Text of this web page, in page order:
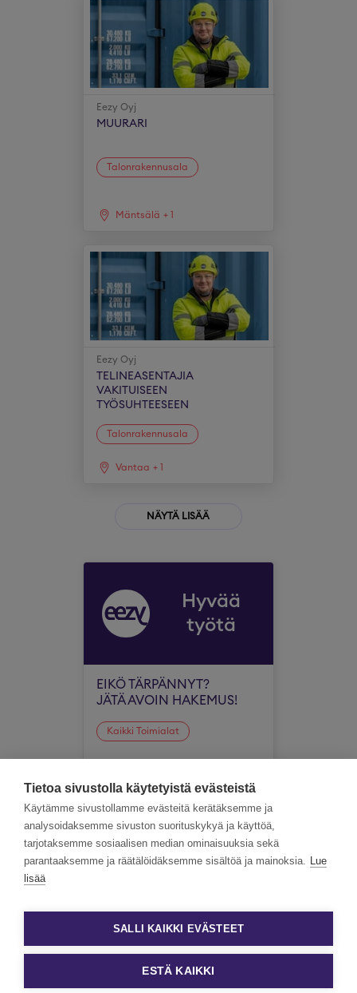
Eezy Oyj
MUURARI
Talonrakennusala
Mäntsälä + 1
Eezy Oyj
TELINEASENTAJIA
VAKITUISEEN
TYÖSUHTEESEEN
Talonrakennusala
Vantaa + 1
NÄYTÄ LISÄÄ
Hyvää
työtä
EIKÖ TÄRPÄNNYT?
JÄTÄ AVOIN HAKEMUS!
Kaikki Toimialat
Koko Suomi
Tietoa sivustolla käytetyistä evästeistä
Käytämme sivustollamme evästeitä kerätäksemme ja
analysoidaksemme sivuston suorituskykyä ja käyttöä,
tarjotaksemme sosiaalisen median ominaisuuksia sekä
parantaaksemme ja räätälöidäksemme sisältöä ja mainoksia. Lue
lisää
SALLI KAIKKI EVÄSTEET
ESTÄ KAIKKI